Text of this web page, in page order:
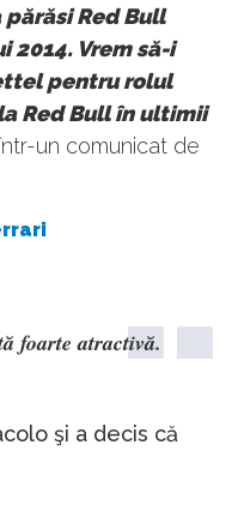
Red Bull
2014. Vrem să-i
pentru rolul
Red Bull în ultimii
un comunicat de
foarte atractivă.
şi a decis că